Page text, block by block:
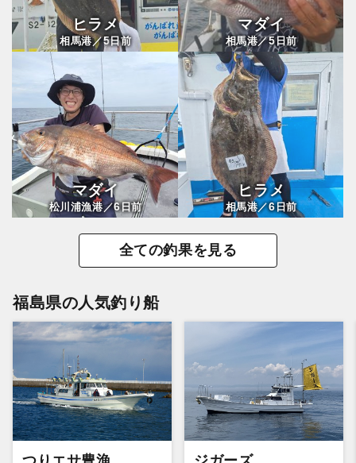
ヒラメ
相馬港／5日前
マダイ
相馬港／5日前
マダイ
松川浦漁港／6日前
ヒラメ
相馬港／6日前
全ての釣果を見る
福島県の人気釣り船